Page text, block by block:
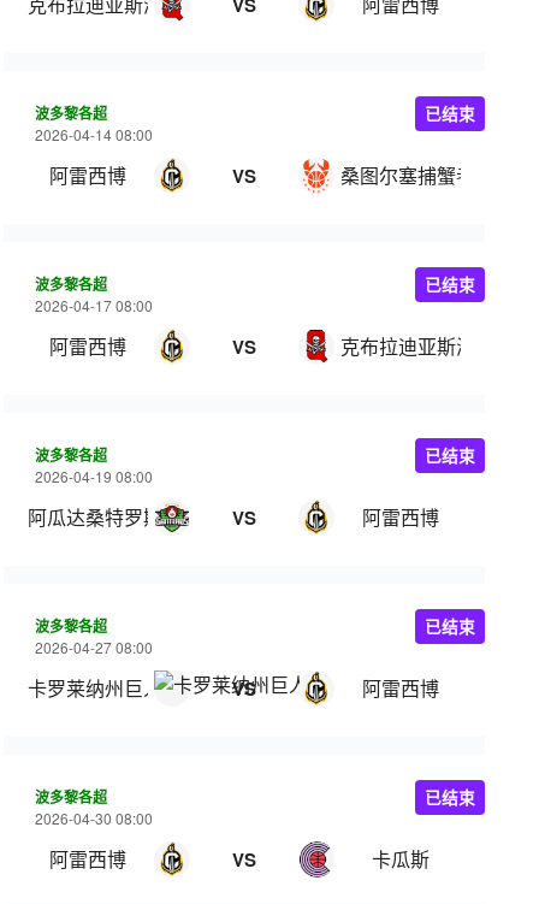
波多黎各超
2026-04-14 08:00
阿雷西博 VS 桑图尔塞捕蟹者
已结束
波多黎各超
2026-04-17 08:00
阿雷西博 VS 克布拉迪亚斯海盗
已结束
波多黎各超
2026-04-19 08:00
阿瓜达桑特罗斯 VS 阿雷西博
已结束
波多黎各超
2026-04-27 08:00
卡罗莱纳州巨人 VS 阿雷西博
已结束
波多黎各超
2026-04-30 08:00
阿雷西博 VS 卡瓜斯
已结束